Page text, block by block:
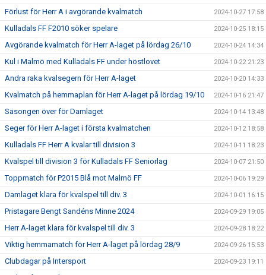
Förlust för Herr A i avgörande kvalmatch 2024-10-27 17:58
Kulladals FF F2010 söker spelare 2024-10-25 18:15
Avgörande kvalmatch för Herr A-laget på lördag 26/10 2024-10-24 14:34
Kul i Malmö med Kulladals FF under höstlovet 2024-10-22 21:23
Andra raka kvalsegern för Herr A-laget 2024-10-20 14:33
Kvalmatch på hemmaplan för Herr A-laget på lördag 19/10 2024-10-16 21:47
Säsongen över för Damlaget 2024-10-14 13:48
Seger för Herr A-laget i första kvalmatchen 2024-10-12 18:58
Kulladals FF Herr A kvalar till division 3 2024-10-11 18:23
Kvalspel till division 3 för Kulladals FF Seniorlag 2024-10-07 21:50
Toppmatch för P2015 Blå mot Malmö FF 2024-10-06 19:29
Damlaget klara för kvalspel till div. 3 2024-10-01 16:15
Pristagare Bengt Sandéns Minne 2024 2024-09-29 19:05
Herr A-laget klara för kvalspel till div. 3 2024-09-28 18:22
Viktig hemmamatch för Herr A-laget på lördag 28/9 2024-09-26 15:53
Clubdagar på Intersport 2024-09-23 19:11